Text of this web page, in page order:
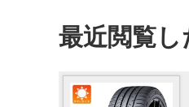
最近閲覧し